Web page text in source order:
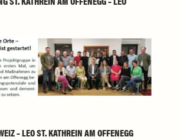
– LEO ST. KATHREIN AM OFFENEGG